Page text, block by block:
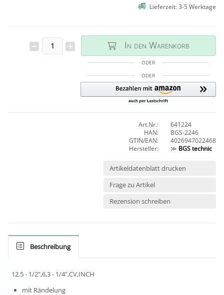
Lieferzeit: 3-5 Werktage
In den Warenkorb
ODER
ODER
Art.Nr.:
641224
HAN:
BGS-2246
GTIN/EAN:
4026947022468
Hersteller:
≫ BGS technic
Artikeldatenblatt drucken
Frage zu Artikel
Rezension schreiben
Beschreibung
12.5 - 1/2",6,3 - 1/4",CV,INCH
mit Rändelung